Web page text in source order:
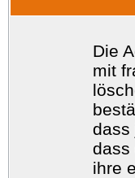
Die
mit
dass
dass
ihre